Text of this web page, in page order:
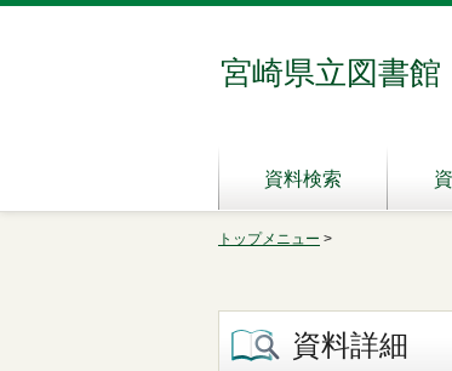
宮崎県立図書館
資料検索
トップメニュー >
資料詳細